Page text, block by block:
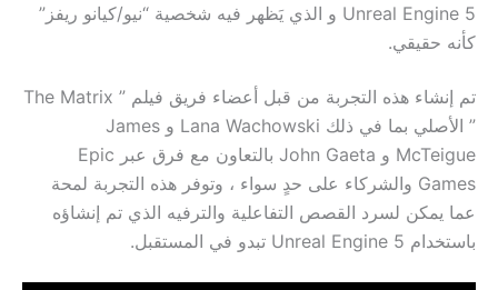
Unreal Engine 5 و الذي يَظهر فيه شخصية “نيو/كيانو ريفز”
كأنه حقيقي.
تم إنشاء هذه التجربة من قبل أعضاء فريق فيلم ” The Matrix
” الأصلي بما في ذلك Lana Wachowski و James
McTeigue و John Gaeta بالتعاون مع فرق عبر Epic
Games والشركاء على حدٍ سواء ، وتوفر هذه التجربة لمحة
عما يمكن لسرد القصص التفاعلية والترفيه الذي تم إنشاؤه
باستخدام Unreal Engine 5 تبدو في المستقبل.